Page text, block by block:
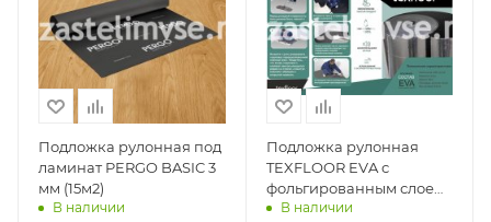
Подложка рулонная под
ламинат PERGO BASIC 3
мм (15м2)
В наличии
Подложка рулонная
TEXFLOOR EVA с
фольгированным слоем
1,5 мм (11м2)
В наличии